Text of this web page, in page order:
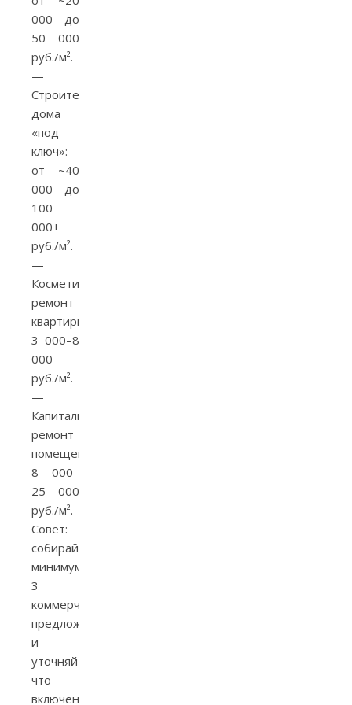
000 до
50 000
руб./м².
—
Строительство
дома
«под
ключ»:
от ~40
000 до
100
000+
руб./м².
—
Косметический
ремонт
квартиры:
3 000–8
000
руб./м².
—
Капитальный
ремонт
помещения:
8 000–
25 000
руб./м².
Совет:
собирайте
минимум
3
коммерческих
предложения
и
уточняйте,
что
включено